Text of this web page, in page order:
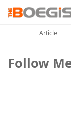
Article
Follow Me